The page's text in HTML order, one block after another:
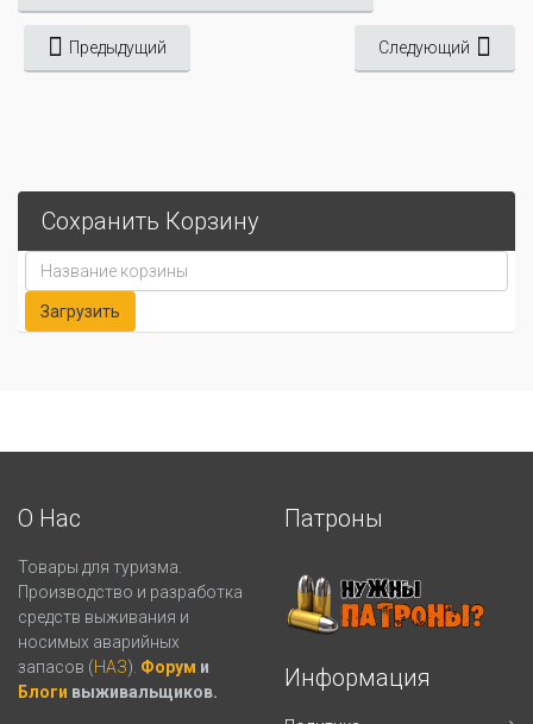
Предыдущий Следующий
Сохранить Корзину
О Нас
Товары для туризма.
Производство и разработка
средств выживания и
носимых аварийных
запасов (НАЗ). Форум и
Блоги выживальщиков.
Патроны
Информация